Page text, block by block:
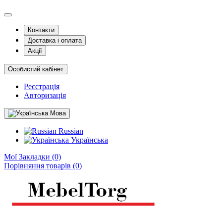
Контакти
Доставка і оплата
Акції
Особистий кабінет
Реєстрація
Авторизація
Мова
Russian
Українська
Мої Закладки (0)
Порівняння товарів (0)